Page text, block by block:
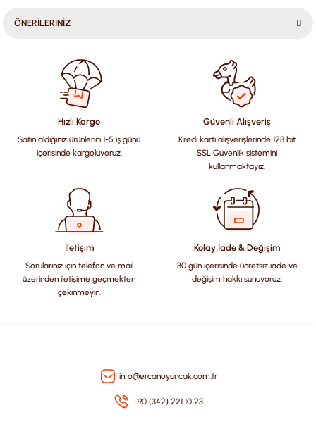
ÖNERİLERİNİZ
konularda yetersiz gördüğünüz noktaları öneri formunu
kullanarak tarafımıza iletebilirsiniz.
Görüş ve önerileriniz için teşekkür ederiz.
Ürün resmi kalitesiz, bozuk veya görüntülenemiyor.
Ürün açıklamasında eksik bilgiler bulunuyor.
Ürün bilgilerinde hatalar bulunuyor.
Ürün fiyatı diğer sitelerden daha pahalı.
Bu ürüne benzer farklı alternatifler olmalı.
Hızlı Kargo
Satın aldığınız ürünlerini 1-5 iş günü
içerisinde kargoluyoruz.
Güvenli Alışveriş
Kredi kartı alışverişlerinde 128 bit
SSL Güvenlik sistemini
kullanmaktayız.
İletişim
Sorularınız için telefon ve mail
üzerinden iletişime geçmekten
çekinmeyin.
Kolay İade & Değişim
30 gün içerisinde ücretsiz iade ve
değişim hakkı sunuyoruz.
info@ercanoyuncak.com.tr
+90 (342) 221 10 23